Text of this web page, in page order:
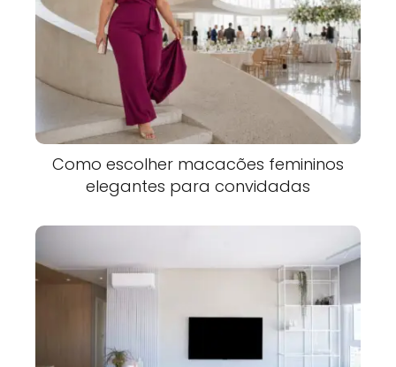
Como escolher macacões femininos
elegantes para convidadas